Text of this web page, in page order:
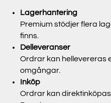
Lagerhantering
Premium stödjer flera
finns.
Delleveranser
Ordrar kan hellevereras
omgångar.
Inköp
Ordrar kan